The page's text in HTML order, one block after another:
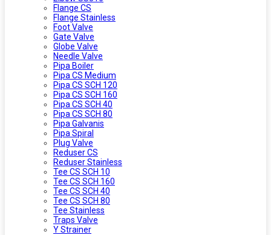
Flange CS
Flange Stainless
Foot Valve
Gate Valve
Globe Valve
Needle Valve
Pipa Boiler
Pipa CS Medium
Pipa CS SCH 120
Pipa CS SCH 160
Pipa CS SCH 40
Pipa CS SCH 80
Pipa Galvanis
Pipa Spiral
Plug Valve
Reduser CS
Reduser Stainless
Tee CS SCH 10
Tee CS SCH 160
Tee CS SCH 40
Tee CS SCH 80
Tee Stainless
Traps Valve
Y Strainer